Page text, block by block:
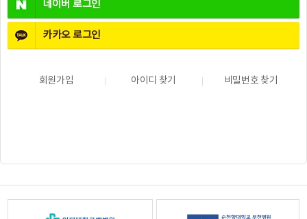
네이버 로그인
카카오로그인
회원가입 아이디 찾기 비밀번호 찾기